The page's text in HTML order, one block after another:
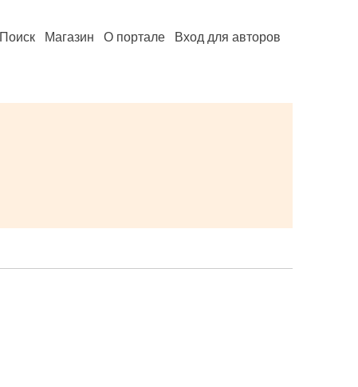
Поиск Магазин О портале Вход для авторов